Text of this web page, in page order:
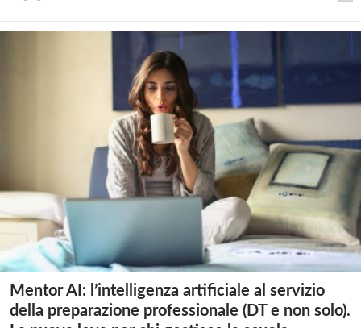
Mentor AI: l’intelligenza artificiale al servizio
della preparazione professionale (DT e non solo).